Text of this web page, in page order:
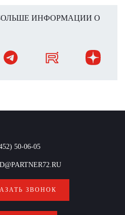
ИНФОРМАЦИИ О
50-06-05
ЗВОНОК